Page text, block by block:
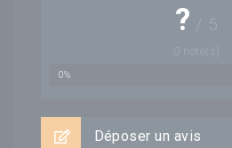
? / 5
note(s)
0%
Déposer un avis